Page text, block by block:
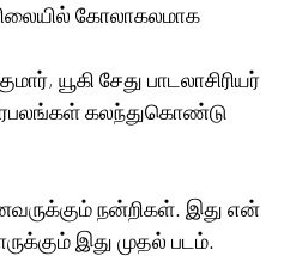
கோலாகலமாக
யூகி சேது பாடலாசிரியர்
கலந்துகொண்டு
நன்றிகள். இது என்
இது முதல் படம்.